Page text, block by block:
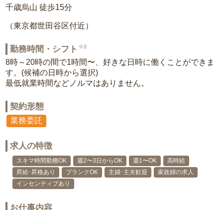
千歳烏山 徒歩15分
（東京都世田谷区付近）
勤務時間・シフト ※3
8時～20時の間で1時間〜、好きな日時に働くことができま
す。(候補の日時から選択)
最低就業時間などノルマはありません。
契約形態
業務委託
求人の特徴
スキマ時間勤務OK 週2〜3日からOK 週1〜OK
高時給
昇給･昇格あり
ブランクOK 主婦･主夫歓迎
家政婦の求人
インセンティブあり
お仕事内容